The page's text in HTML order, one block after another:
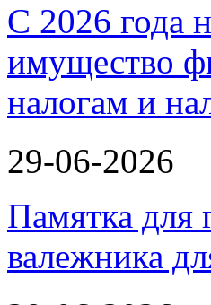
С 2026 года
имущество
налогам и
29-06-2026
Памятка для
валежника